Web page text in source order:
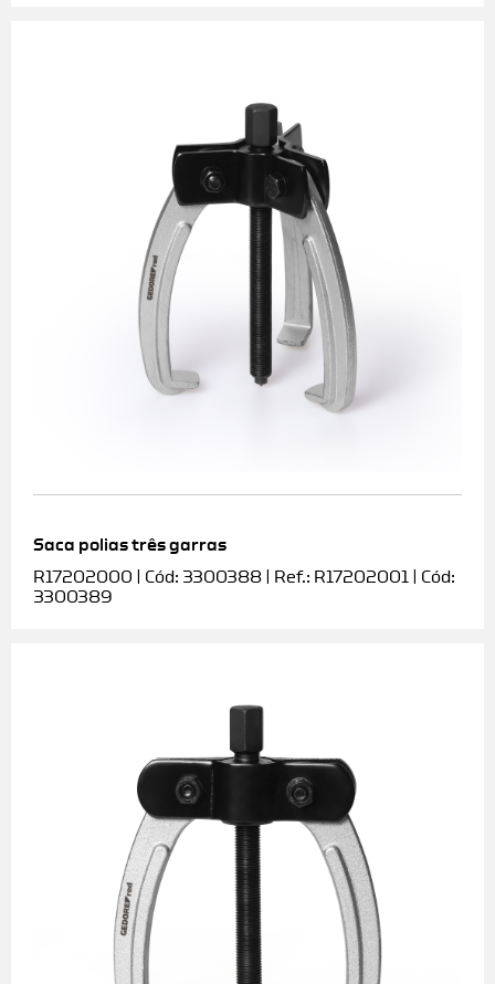
Saca polias três garras
R17202000 | Cód: 3300388 | Ref.: R17202001 | Cód:
3300389